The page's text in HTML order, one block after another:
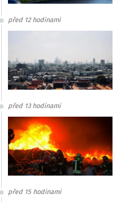
před 12 hodinami
před 13 hodinami
před 15 hodinami